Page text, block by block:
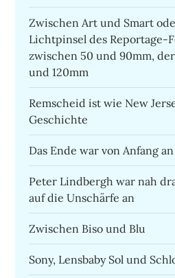
Zwischen Art und Smart
Lichtpinsel des Reportage-
zwischen 50 und 90mm,
und 120mm
Remscheid ist wie New
Geschichte
Das Ende war von Anfang
Peter Lindbergh war nah
auf die Unschärfe an
Zwischen Biso und Blu
Sony, Lensbaby Sol und